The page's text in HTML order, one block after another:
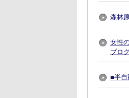
森林
女性
ブロ
■半自